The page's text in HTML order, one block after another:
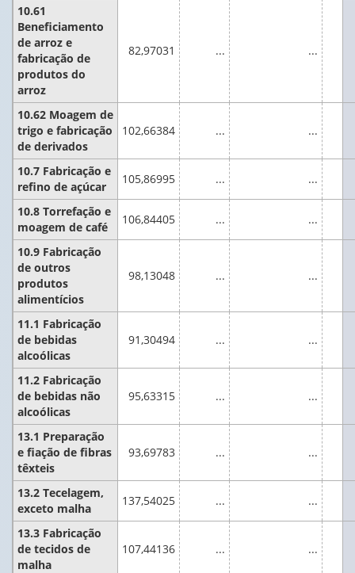
10.61
Beneficiamento
de arroz e
fabricação de
produtos do
arroz
82,97031 ... ...
10.62 Moagem de
trigo e fabricação
de derivados
102,66384 ... ...
10.7 Fabricação e
refino de açúcar
105,86995 ... ...
10.8 Torrefação e
moagem de café
106,84405 ... ...
10.9 Fabricação
de outros
produtos
alimentícios
98,13048 ... ...
11.1 Fabricação
de bebidas
alcoólicas
91,30494 ... ...
11.2 Fabricação
de bebidas não
alcoólicas
95,63315 ... ...
13.1 Preparação
e fiação de fibras
têxteis
93,69783 ... ...
13.2 Tecelagem,
exceto malha
137,54025 ... ...
13.3 Fabricação
de tecidos de
malha
107,44136 ... ...